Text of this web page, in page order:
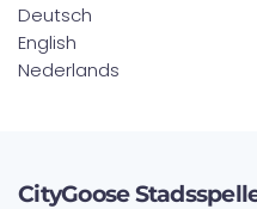
Deutsch
English
Nederlands
CityGoose